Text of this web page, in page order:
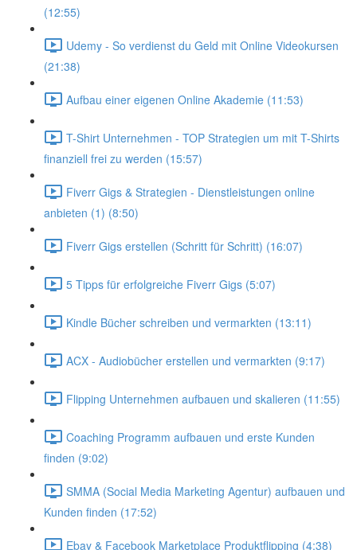
(12:55)
Udemy - So verdienst du Geld mit Online Videokursen
(21:38)
Aufbau einer eigenen Online Akademie (11:53)
T-Shirt Unternehmen - TOP Strategien um mit T-Shirts
finanziell frei zu werden (15:57)
Fiverr Gigs & Strategien - Dienstleistungen online
anbieten (1) (8:50)
Fiverr Gigs erstellen (Schritt für Schritt) (16:07)
5 Tipps für erfolgreiche Fiverr Gigs (5:07)
Kindle Bücher schreiben und vermarkten (13:11)
ACX - Audiobücher erstellen und vermarkten (9:17)
Flipping Unternehmen aufbauen und skalieren (11:55)
Coaching Programm aufbauen und erste Kunden
finden (9:02)
SMMA (Social Media Marketing Agentur) aufbauen und
Kunden finden (17:52)
Ebay & Facebook Marketplace Produktflipping (4:38)